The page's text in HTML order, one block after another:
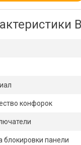
конфорок
блокировки панели